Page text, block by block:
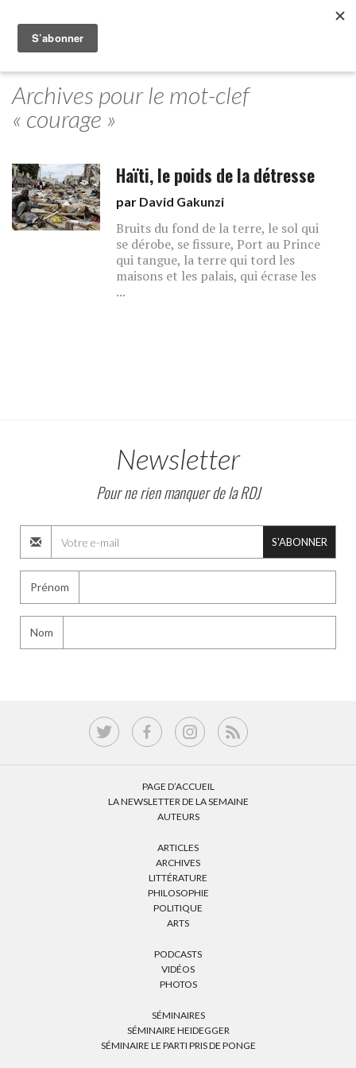
Archives pour le mot-clef
« courage »
Haïti, le poids de la détresse
par David Gakunzi
Bruits du fond de la terre, le sol qui
se dérobe, se fissure, Port au Prince
qui tangue, la terre qui tord les
maisons et les palais, qui écrase les
...
Newsletter
Pour ne rien manquer de la RDJ
S'ABONNER
Prénom
Nom
PAGE D’ACCUEIL
LA NEWSLETTER DE LA SEMAINE
AUTEURS
ARTICLES
ARCHIVES
LITTÉRATURE
PHILOSOPHIE
POLITIQUE
ARTS
PODCASTS
VIDÉOS
PHOTOS
SÉMINAIRES
SÉMINAIRE HEIDEGGER
SÉMINAIRE LE PARTI PRIS DE PONGE